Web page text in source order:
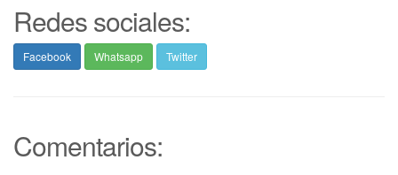
Redes sociales:
Facebook Whatsapp Twitter
Comentarios: